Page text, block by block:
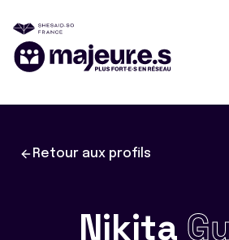
Retour aux profils
Nikita